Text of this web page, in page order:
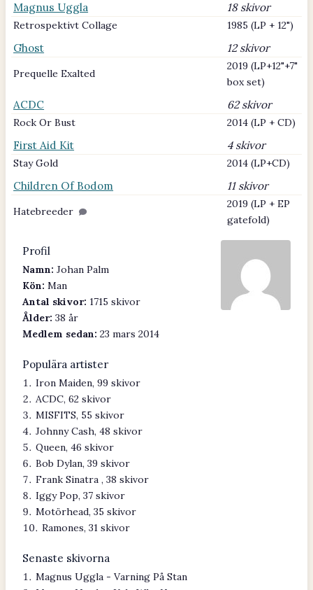
Magnus Uggla 18 skivor
Retrospektivt Collage 1985 (LP + 12")
Ghost 12 skivor
Prequelle Exalted
2019 (LP+12"+7"
box set)
ACDC 62 skivor
Rock Or Bust 2014 (LP + CD)
First Aid Kit 4 skivor
Stay Gold 2014 (LP+CD)
Children Of Bodom 11 skivor
Hatebreeder
2019 (LP + EP
gatefold)
Profil
Namn: Johan Palm
Kön: Man
Antal skivor: 1715 skivor
Ålder: 38 år
Medlem sedan: 23 mars 2014
Populära artister
Iron Maiden, 99 skivor
ACDC, 62 skivor
MISFITS, 55 skivor
Johnny Cash, 48 skivor
Queen, 46 skivor
Bob Dylan, 39 skivor
Frank Sinatra , 38 skivor
Iggy Pop, 37 skivor
Motörhead, 35 skivor
Ramones, 31 skivor
Senaste skivorna
Magnus Uggla - Varning På Stan